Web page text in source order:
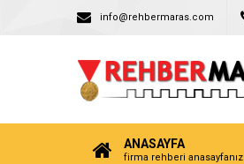
info@rehbermaras.com
ANASAYFA
firma rehberi anasayfanız